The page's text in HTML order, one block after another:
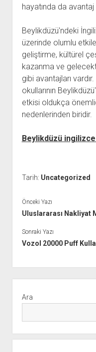
hayatında da avantaj
Beylikdüzü'ndeki
üzerinde olumlu
geliştirme, kültürel
kazanma ve
gibi avantajları
okullarının
etkisi oldukça
nedenlerinden biridir.
Beylikdüzü
Tarih: Uncategorized
Önceki Yazı
Uluslararası Nakliyat
Sonraki Yazı
Vozol 20000 Puff
Menü
Ara